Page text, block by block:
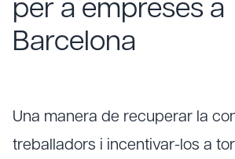
per a empreses a
Barcelona
Una manera de recuperar la
treballadors i incentivar-los a